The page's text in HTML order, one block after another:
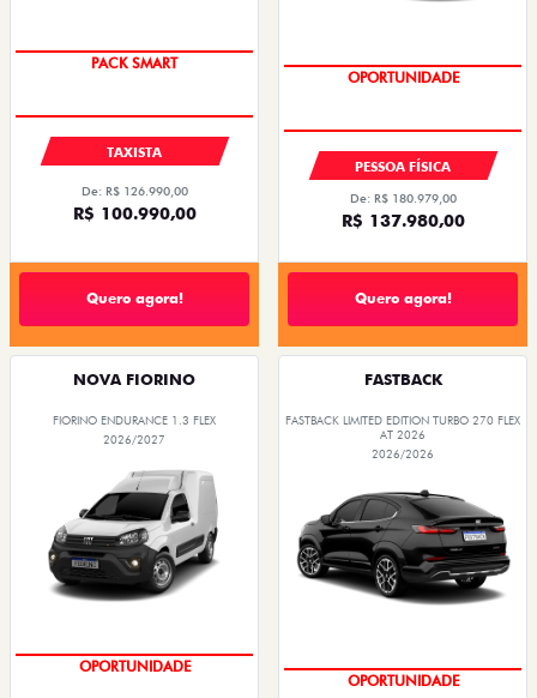
PACK SMART
TAXISTA
De: R$ 126.990,00
R$ 100.990,00
Quero agora!
OPORTUNIDADE
PESSOA FÍSICA
De: R$ 180.979,00
R$ 137.980,00
Quero agora!
NOVA FIORINO
FIORINO ENDURANCE 1.3 FLEX
2026/2027
OPORTUNIDADE
FASTBACK
FASTBACK LIMITED EDITION TURBO 270 FLEX
AT 2026
2026/2026
OPORTUNIDADE